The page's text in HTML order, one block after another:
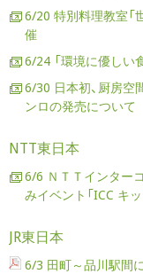
6/20 特別料理教室「
催
6/24 「環境に優しい
6/30 日本初、厨房空
ンロの発売について
NTT東日本
6/6 ＮＴＴインター
みイベント「ICC キ
JR東日本
6/3 田町～品川駅間